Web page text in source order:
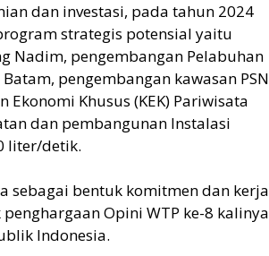
dan investasi, pada tahun 2024
strategis potensial yaitu
Nadim, pengembangan Pelabuhan
pengembangan kawasan PSN
Ekonomi Khusus (KEK) Pariwisata
dan pembangunan Instalasi
liter/detik.
sebagai bentuk komitmen dan kerja
Opini WTP ke-8 kalinya
Indonesia.